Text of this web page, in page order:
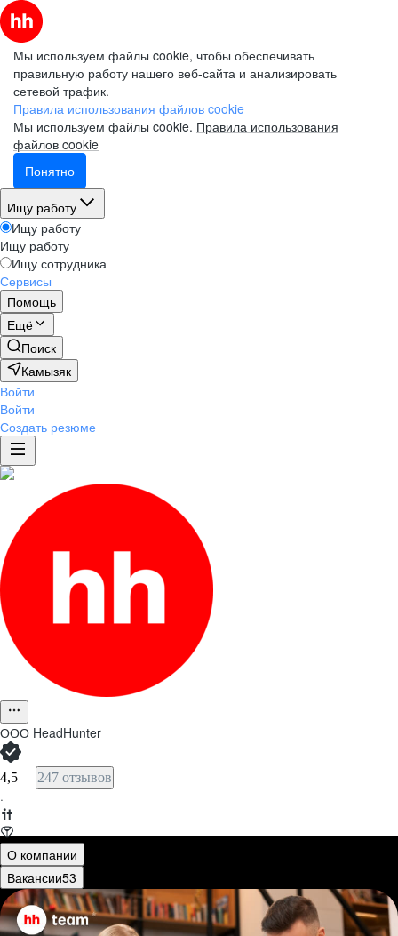
Мы используем файлы cookie, чтобы обеспечивать
правильную работу нашего веб-сайта и анализировать
сетевой трафик.
Правила использования файлов cookie
Мы используем файлы cookie. Правила использования
файлов cookie
Понятно
Ищу работу
Ищу работу
Ищу работу
Ищу сотрудника
Сервисы
Помощь
Ещё
Поиск
Камызяк
Войти
Войти
Создать резюме
ООО HeadHunter
4,5 247 отзывов
·
О компании
Вакансии53